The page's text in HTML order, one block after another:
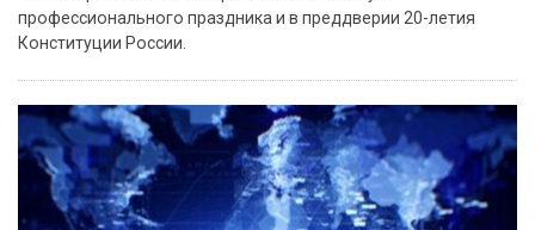
профессионального праздника и в преддверии 20-летия
Конституции России.